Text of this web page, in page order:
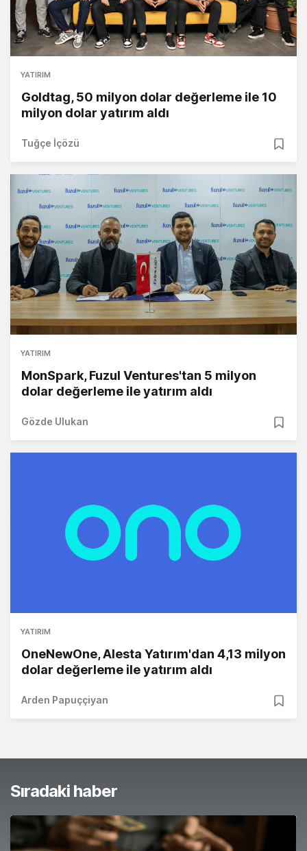
YATIRIM
Goldtag, 50 milyon dolar değerleme ile 10
milyon dolar yatırım aldı
Tuğçe İçözü
YATIRIM
MonSpark, Fuzul Ventures'tan 5 milyon
dolar değerleme ile yatırım aldı
Gözde Ulukan
YATIRIM
OneNewOne, Alesta Yatırım'dan 4,13 milyon
dolar değerleme ile yatırım aldı
Arden Papuççiyan
Sıradaki haber